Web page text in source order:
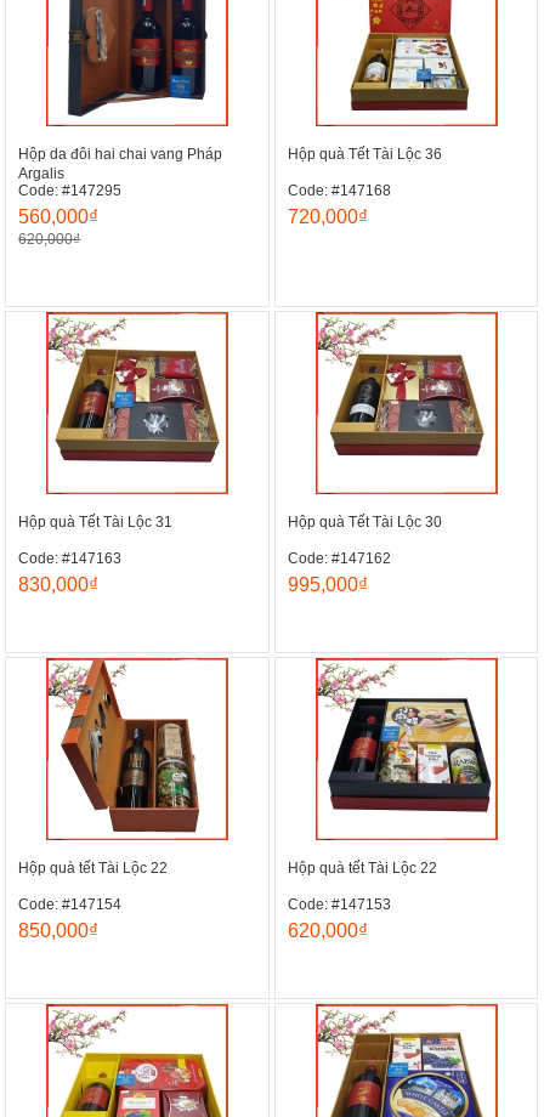
Hộp da đôi hai chai vang Pháp
Argalis
Code: #147295
560,000₫
620,000₫
Hộp quà Tết Tài Lộc 36
Code: #147168
720,000₫
Hộp quà Tết Tài Lộc 31
Code: #147163
830,000₫
Hộp quà Tết Tài Lộc 30
Code: #147162
995,000₫
Hộp quà tết Tài Lộc 22
Code: #147154
850,000₫
Hộp quà tết Tài Lộc 22
Code: #147153
620,000₫